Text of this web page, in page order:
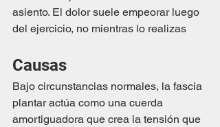
asiento. El dolor suele empeorar luego
del ejercicio, no mientras lo realizas
Causas
Bajo circunstancias normales, la fascia
plantar actúa como una cuerda
amortiguadora que crea la tensión que